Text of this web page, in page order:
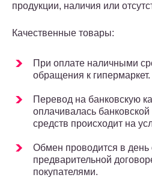
продукции, наличия или
Качественные товары:
При оплате наличными
обращения к гипермаркет.
Перевод на банковскую
оплачивалась
средств происходит на
Обмен проводится в
предварительной
покупателями.